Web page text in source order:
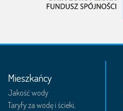
Mieszkańcy
Jakość wody
Taryfy za wodę i ścieki,